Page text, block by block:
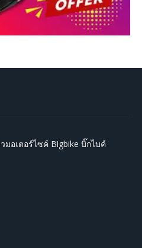
มอเตอร์ไซค์ Bigbike บิ๊กไบค์